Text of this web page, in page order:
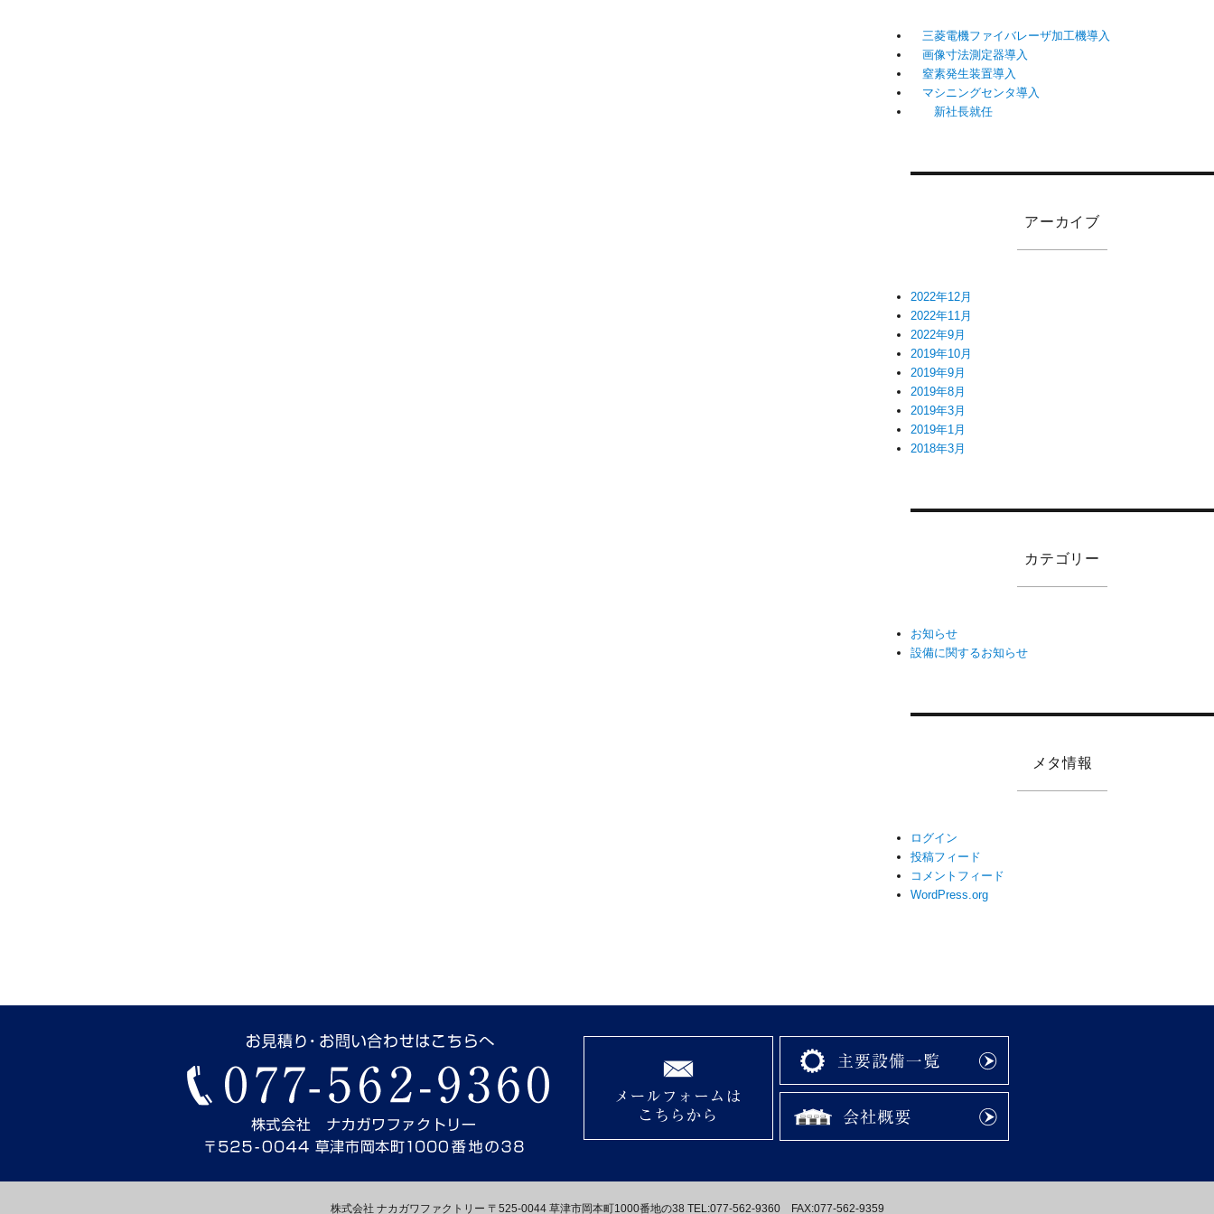
三菱電機ファイバレーザ加工機導入
画像寸法測定器導入
窒素発生装置導入
マシニングセンタ導入
新社長就任
アーカイブ
2022年12月
2022年11月
2022年9月
2019年10月
2019年9月
2019年8月
2019年3月
2019年1月
2018年3月
カテゴリー
お知らせ
設備に関するお知らせ
メタ情報
ログイン
投稿フィード
コメントフィード
WordPress.org
株式会社 ナカガワファクトリー 〒525-0044 草津市岡本町1000番地の38 TEL:077-562-9360 FAX:077-562-9359